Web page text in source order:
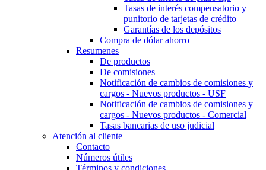
Tasas de interés compensatorio y
punitorio de tarjetas de crédito
Garantías de los depósitos
Compra de dólar ahorro
Resumenes
De productos
De comisiones
Notificación de cambios de comisiones y
cargos - Nuevos productos - USF
Notificación de cambios de comisiones y
cargos - Nuevos productos - Comercial
Tasas bancarias de uso judicial
Atención al cliente
Contacto
Números útiles
Términos y condiciones